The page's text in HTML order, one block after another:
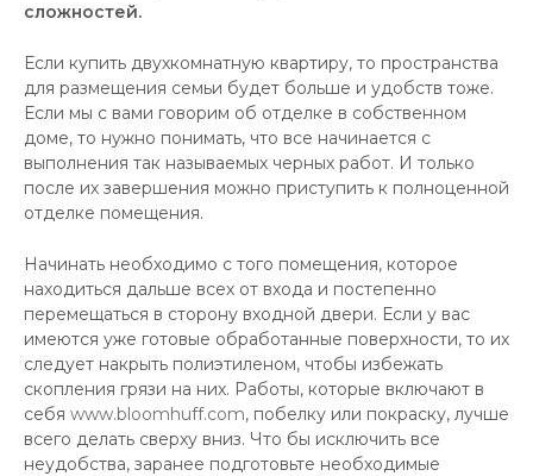
сложностей.
Если купить двухкомнатную квартиру, то пространства
для размещения семьи будет больше и удобств тоже.
Если мы с вами говорим об отделке в собственном
доме, то нужно понимать, что все начинается с
выполнения так называемых черных работ. И только
после их завершения можно приступить к полноценной
отделке помещения.
Начинать необходимо с того помещения, которое
находиться дальше всех от входа и постепенно
перемещаться в сторону входной двери. Если у вас
имеются уже готовые обработанные поверхности, то их
следует накрыть полиэтиленом, чтобы избежать
скопления грязи на них. Работы, которые включают в
себя www.bloomhuff.com, побелку или покраску, лучше
всего делать сверху вниз. Что бы исключить все
неудобства, заранее подготовьте необходимые